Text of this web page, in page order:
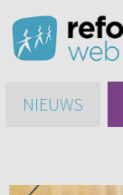
NIEUWS